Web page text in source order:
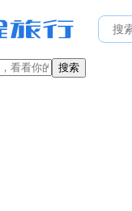
搜索